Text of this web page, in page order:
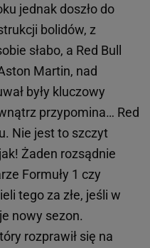
jednak doszło do
bolidów, z
słabo, a Red Bull
Martin, nad
były kluczowy
przypomina… Red
Nie jest to szczyt
Żaden rozsądnie
Formuły 1 czy
tego za złe, jeśli w
nowy sezon.
rozprawił się na